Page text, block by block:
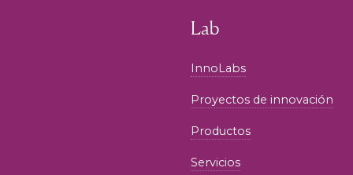
Lab
InnoLabs
Proyectos de innovación
Productos
Servicios